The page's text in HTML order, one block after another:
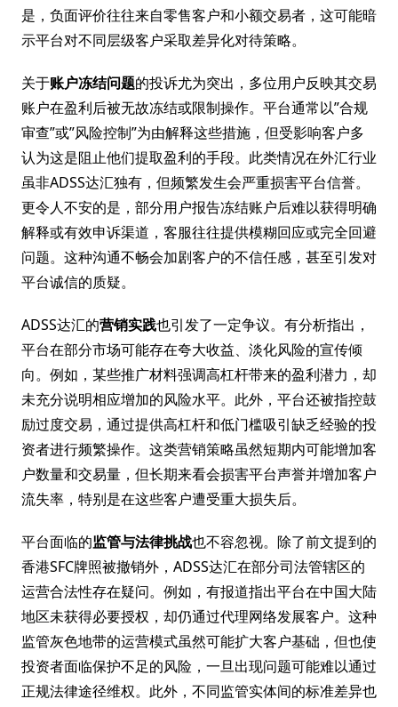
是，负面评价往往来自零售客户和小额交易者，这可能暗
示平台对不同层级客户采取差异化对待策略。
关于账户冻结问题的投诉尤为突出，多位用户反映其交易
账户在盈利后被无故冻结或限制操作。平台通常以”合规
审查”或”风险控制”为由解释这些措施，但受影响客户多
认为这是阻止他们提取盈利的手段。此类情况在外汇行业
虽非ADSS达汇独有，但频繁发生会严重损害平台信誉。
更令人不安的是，部分用户报告冻结账户后难以获得明确
解释或有效申诉渠道，客服往往提供模糊回应或完全回避
问题。这种沟通不畅会加剧客户的不信任感，甚至引发对
平台诚信的质疑。
ADSS达汇的营销实践也引发了一定争议。有分析指出，
平台在部分市场可能存在夸大收益、淡化风险的宣传倾
向。例如，某些推广材料强调高杠杆带来的盈利潜力，却
未充分说明相应增加的风险水平。此外，平台还被指控鼓
励过度交易，通过提供高杠杆和低门槛吸引缺乏经验的投
资者进行频繁操作。这类营销策略虽然短期内可能增加客
户数量和交易量，但长期来看会损害平台声誉并增加客户
流失率，特别是在这些客户遭受重大损失后。
平台面临的监管与法律挑战也不容忽视。除了前文提到的
香港SFC牌照被撤销外，ADSS达汇在部分司法管辖区的
运营合法性存在疑问。例如，有报道指出平台在中国大陆
地区未获得必要授权，却仍通过代理网络发展客户。这种
监管灰色地带的运营模式虽然可能扩大客户基础，但也使
投资者面临保护不足的风险，一旦出现问题可能难以通过
正规法律途径维权。此外，不同监管实体间的标准差异也